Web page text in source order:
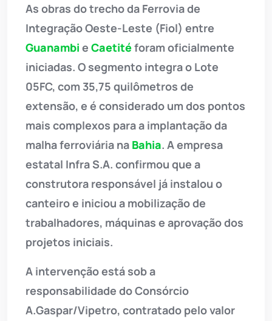
As obras do trecho da Ferrovia de
Integração Oeste-Leste (Fiol) entre
Guanambi e Caetitéforam oficialmente
iniciadas. O segmento integra o Lote
05FC, com 35,75 quilômetros de
extensão, e é considerado um dos pontos
mais complexos para a implantação da
malha ferroviária na Bahia. A empresa
estatal Infra S.A. confirmou que a
construtora responsável já instalou o
canteiro e iniciou a mobilização de
trabalhadores, máquinas e aprovação dos
projetos iniciais.
A intervenção está sob a
responsabilidade do Consórcio
A.Gaspar/Vipetro, contratado pelo valor